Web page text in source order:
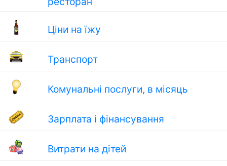
Ціни на їжу
Транспорт
Комунальні послуги, в місяць
Зарплата і фінансування
Витрати на дітей